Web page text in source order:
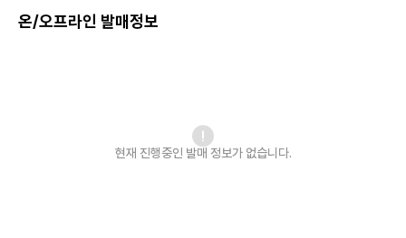
온/오프라인 발매정보
현재 진행중인 발매 정보가 없습니다.